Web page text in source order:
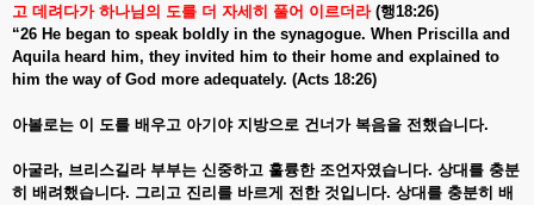
고 데려다가 하나님의 도를 더 자세히 풀어 이르더라 (행18:26)
“26 He began to speak boldly in the synagogue. When Priscilla and
Aquila heard him, they invited him to their home and explained to
him the way of God more adequately. (Acts 18:26)
아볼로는 이 도를 배우고 아기야 지방으로 건너가 복음을 전했습니다.
아굴라, 브리스길라 부부는 신중하고 훌륭한 조언자였습니다. 상대를 충분
히 배려했습니다. 그리고 진리를 바르게 전한 것입니다. 상대를 충분히 배